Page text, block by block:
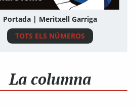
Portada | Meritxell Garriga
TOTS ELS NÚMEROS
La columna